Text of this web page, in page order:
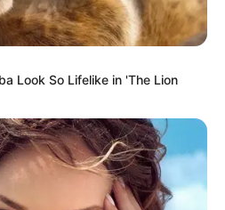
con pico de enfermedades
respiratorias; Santander,
SALUD EN MEDELLÍN
Casos de tosferina en
Colombia se multiplicaron
por cinco en el último año:
hay más de 7.000 reportes
Look So Lifelike in 'The Lion